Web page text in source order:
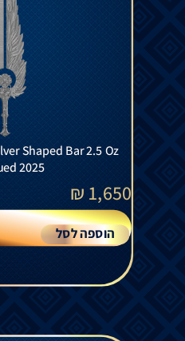
Shaped Bar 2.5 Oz
2025
1,650
₪
הוספה לסל